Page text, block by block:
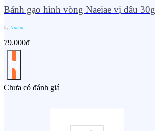
Bánh gạo hình vòng Naeiae vị dâu 30g
by Naeiae
79.000đ
Chưa có đánh giá